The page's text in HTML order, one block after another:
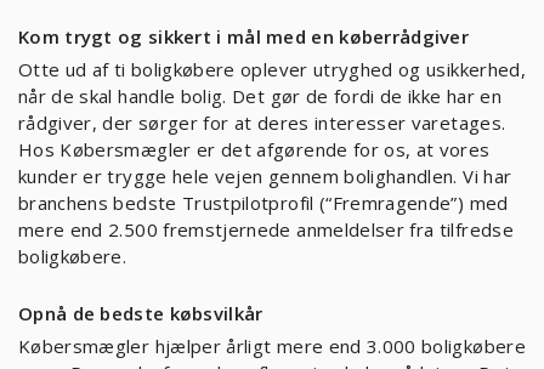
Kom trygt og sikkert i mål med en køberrådgiver
Otte ud af ti boligkøbere oplever utryghed og usikkerhed,
når de skal handle bolig. Det gør de fordi de ikke har en
rådgiver, der sørger for at deres interesser varetages.
Hos Købersmægler er det afgørende for os, at vores
kunder er trygge hele vejen gennem bolighandlen. Vi har
branchens bedste Trustpilotprofil (“Fremragende”) med
mere end 2.500 fremstjernede anmeldelser fra tilfredse
boligkøbere.
Opnå de bedste købsvilkår
Købersmægler hjælper årligt mere end 3.000 boligkøbere